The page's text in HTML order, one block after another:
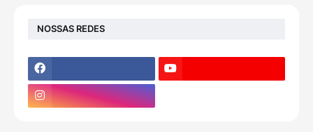
NOSSAS REDES